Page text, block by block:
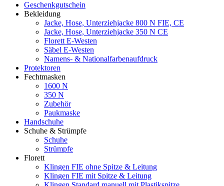
Geschenkgutschein
Bekleidung
Jacke, Hose, Unterziehjacke 800 N FIE, CE
Jacke, Hose, Unterziehjacke 350 N CE
Florett E-Westen
Säbel E-Westen
Namens- & Nationalfarbenaufdruck
Protektoren
Fechtmasken
1600 N
350 N
Zubehör
Paukmaske
Handschuhe
Schuhe & Strümpfe
Schuhe
Strümpfe
Florett
Klingen FIE ohne Spitze & Leitung
Klingen FIE mit Spitze & Leitung